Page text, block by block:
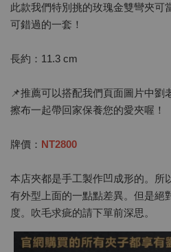
此款我們特別挑的玫瑰金雙彎夾可
可錯過的一套！
長約：11.3 cm
📌推薦可以搭配我們頁面圖片中劉
擦布一起帶回家保養您的愛夾喔！
牌價： NT2800
本店夾都是手工製作凹成形的。所
有外型上面的一點點差異。但是絕
度。吹毛求疵的請下單前深思。